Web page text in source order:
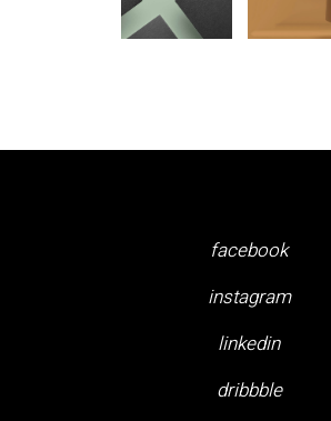
facebook
instagram
linkedin
dribbble